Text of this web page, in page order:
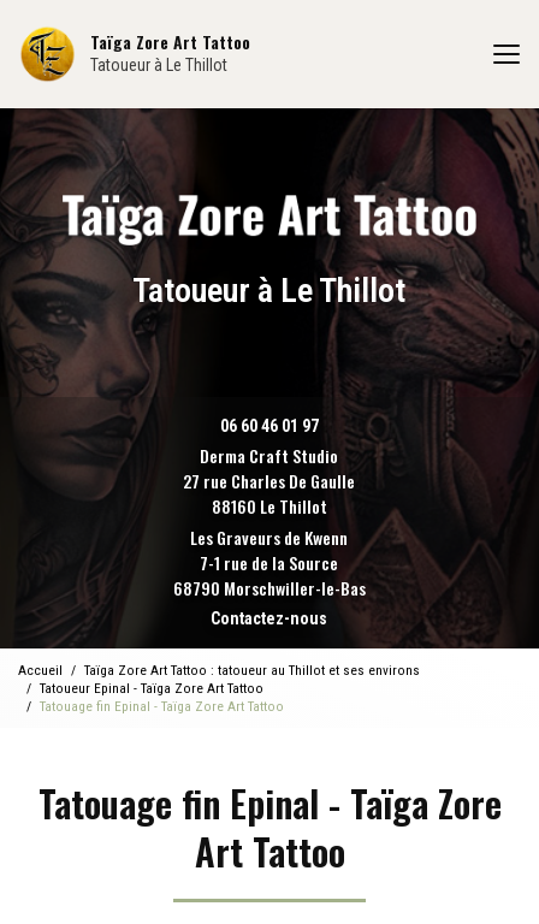
contenu
principal
Taïga Zore Art Tattoo
Tatoueur à Le Thillot
Tatoueur à Le Thillot
06 60 46 01 97
Derma Craft Studio
27 rue Charles De Gaulle
88160 Le Thillot
Les Graveurs de Kwenn
7-1 rue de la Source
68790 Morschwiller-le-Bas
Contactez-nous
Accueil
Taïga Zore Art Tattoo : tatoueur au Thillot et ses environs
Tatoueur Epinal - Taïga Zore Art Tattoo
Tatouage fin Epinal - Taïga Zore Art Tattoo
Tatouage fin Epinal - Taïga Zore
Art Tattoo